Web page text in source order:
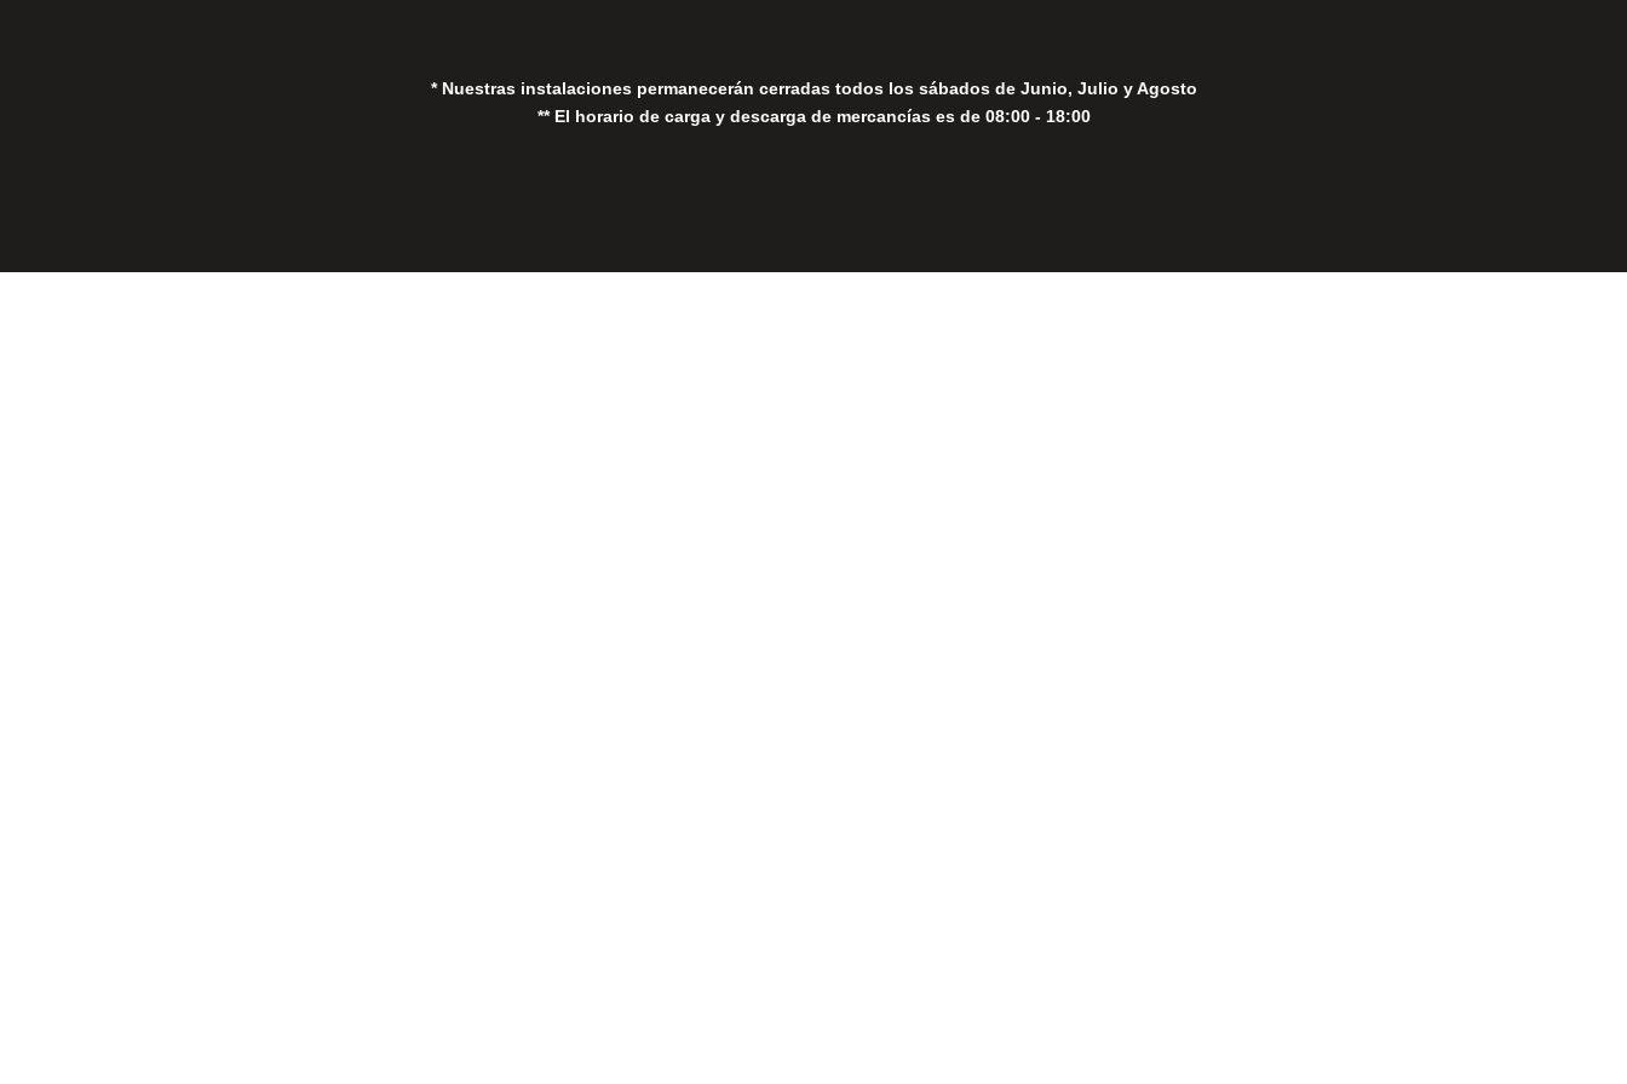
* Nuestras instalaciones permanecerán cerradas todos los sábados de Junio, Julio y Agosto
** El horario de carga y descarga de mercancías es de 08:00 - 18:00